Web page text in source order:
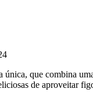
que combina
de aproveitar